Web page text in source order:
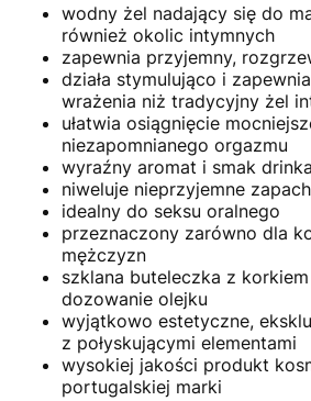
wodny żel nadający się do
również okolic intymnych
zapewnia przyjemny,
działa stymulująco i
wrażenia niż tradycyjny żel
ułatwia osiągnięcie
niezapomnianego orgazmu
wyraźny aromat i smak
niweluje nieprzyjemne
idealny do seksu oralnego
przeznaczony zarówno dla
mężczyzn
szklana buteleczka z
dozowanie olejku
wyjątkowo estetyczne,
z połyskującymi elementami
wysokiej jakości produkt
portugalskiej marki